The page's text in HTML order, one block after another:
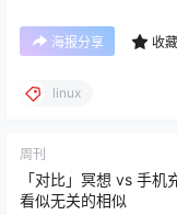
海报分享 收藏
linux
周刊
「对比」冥想 vs 手机
看似无关的相似